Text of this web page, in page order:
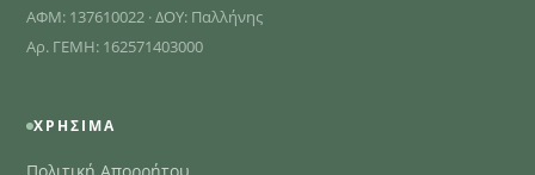
ΑΦΜ: 137610022 · ΔΟΥ: Παλλήνης
Αρ. ΓΕΜΗ: 162571403000
ΧΡΉΣΙΜΑ